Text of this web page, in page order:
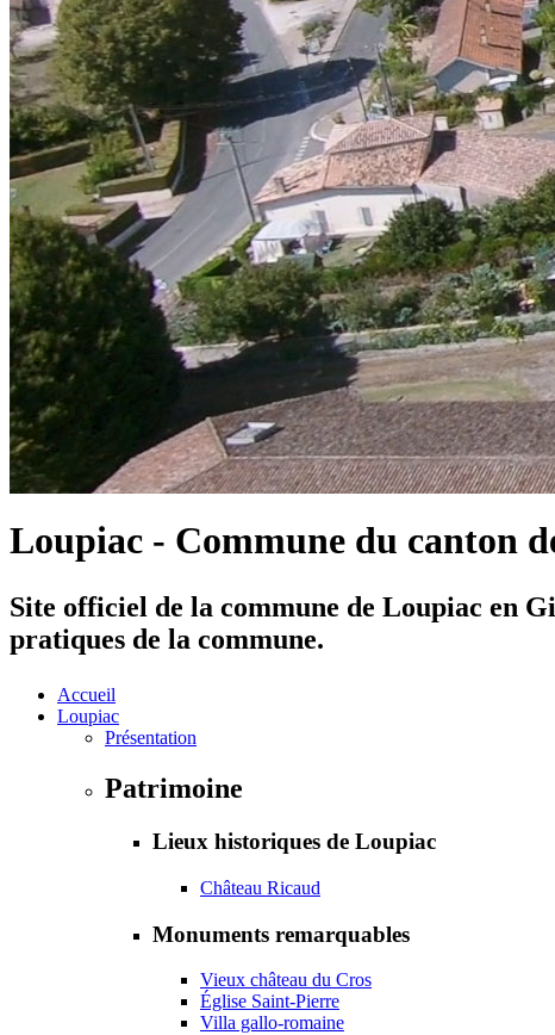
Loupiac - Commune du canton
Site officiel de la commune de Loupiac en
pratiques de la commune.
Accueil
Loupiac
Présentation
Patrimoine
Lieux historiques de Loupiac
Château Ricaud
Monuments remarquables
Vieux château du Cros
Église Saint-Pierre
Villa gallo-romaine